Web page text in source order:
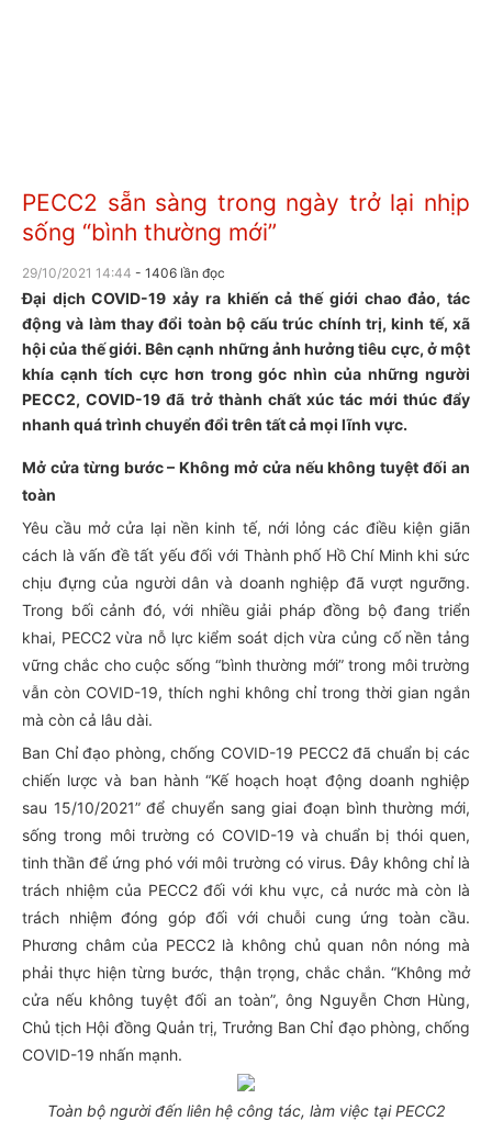
PECC2 sẵn sàng trong ngày trở lại nhịp
sống “bình thường mới”
29/10/2021 14:44 - 1406 lần đọc
Đại dịch COVID-19 xảy ra khiến cả thế giới chao đảo, tác
động và làm thay đổi toàn bộ cấu trúc chính trị, kinh tế, xã
hội của thế giới. Bên cạnh những ảnh hưởng tiêu cực, ở một
khía cạnh tích cực hơn trong góc nhìn của những người
PECC2, COVID-19 đã trở thành chất xúc tác mới thúc đẩy
nhanh quá trình chuyển đổi trên tất cả mọi lĩnh vực.
Mở cửa từng bước – Không mở cửa nếu không tuyệt đối an
toàn
Yêu cầu mở cửa lại nền kinh tế, nới lỏng các điều kiện giãn
cách là vấn đề tất yếu đối với Thành phố Hồ Chí Minh khi sức
chịu đựng của người dân và doanh nghiệp đã vượt ngưỡng.
Trong bối cảnh đó, với nhiều giải pháp đồng bộ đang triển
khai, PECC2 vừa nỗ lực kiểm soát dịch vừa củng cố nền tảng
vững chắc cho cuộc sống “bình thường mới” trong môi trường
vẫn còn COVID-19, thích nghi không chỉ trong thời gian ngắn
mà còn cả lâu dài.
Ban Chỉ đạo phòng, chống COVID-19 PECC2 đã chuẩn bị các
chiến lược và ban hành “Kế hoạch hoạt động doanh nghiệp
sau 15/10/2021” để chuyển sang giai đoạn bình thường mới,
sống trong môi trường có COVID-19 và chuẩn bị thói quen,
tinh thần để ứng phó với môi trường có virus. Đây không chỉ là
trách nhiệm của PECC2 đối với khu vực, cả nước mà còn là
trách nhiệm đóng góp đối với chuỗi cung ứng toàn cầu.
Phương châm của PECC2 là không chủ quan nôn nóng mà
phải thực hiện từng bước, thận trọng, chắc chắn. “Không mở
cửa nếu không tuyệt đối an toàn”, ông Nguyễn Chơn Hùng,
Chủ tịch Hội đồng Quản trị, Trưởng Ban Chỉ đạo phòng, chống
COVID-19 nhấn mạnh.
Toàn bộ người đến liên hệ công tác, làm việc tại PECC2